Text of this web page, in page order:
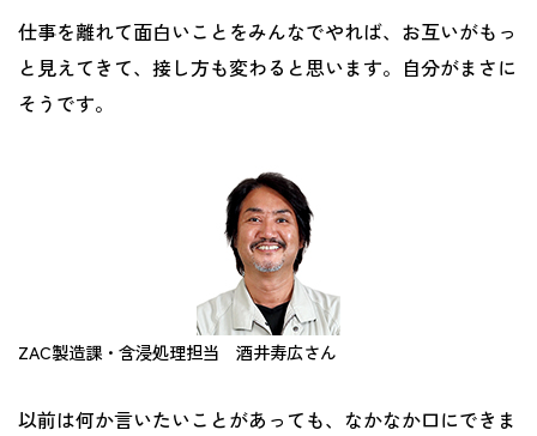
仕事を離れて面白いことをみんなでやれば、お互いがもっ
と見えてきて、接し方も変わると思います。自分がまさに
そうです。
ZAC製造課・含浸処理担当 酒井寿広さん
以前は何か言いたいことがあっても、なかなか口にできま